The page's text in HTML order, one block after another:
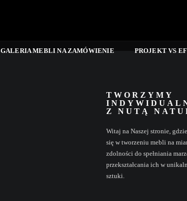
GALERIA MEBLI NA ZAMÓWIENIE PROJEKT VS
TWORZYMY
Z NUTĄ
Witaj na Naszej stronie,
się w tworzeniu mebli na
zdolności do spełniania
przekształcania ich w
sztuki.